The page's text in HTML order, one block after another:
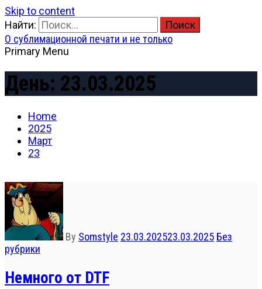
Skip to content
Найти:
О сублимационной печати и не только
Primary Menu
День: 23.03.2025
Home
2025
Март
23
By Somstyle 23.03.202523.03.2025 Без
рубрики
Немного от DTF